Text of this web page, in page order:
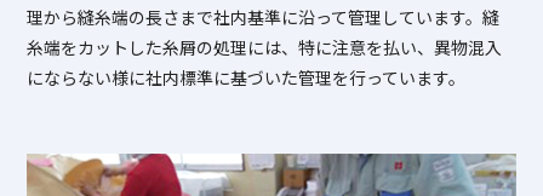
理から縫糸端の長さまで社内基準に沿って管理しています。縫
糸端をカットした糸屑の処理には、特に注意を払い、異物混入
にならない様に社内標準に基づいた管理を行っています。